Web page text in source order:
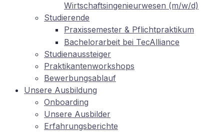
Wirtschaftsingenieurwesen (m/w/d)
Stu­die­ren­de
Pra­xis­se­mes­ter & Pflichtpraktikum
Ba­che­lor­ar­beit bei TecAlliance
Stu­di­en­aus­stei­ger
Prak­ti­kan­ten­work­shops
Be­wer­bungs­ab­lauf
Un­se­re Ausbildung
On­boar­ding
Un­se­re Ausbilder
Er­fah­rungs­be­rich­te